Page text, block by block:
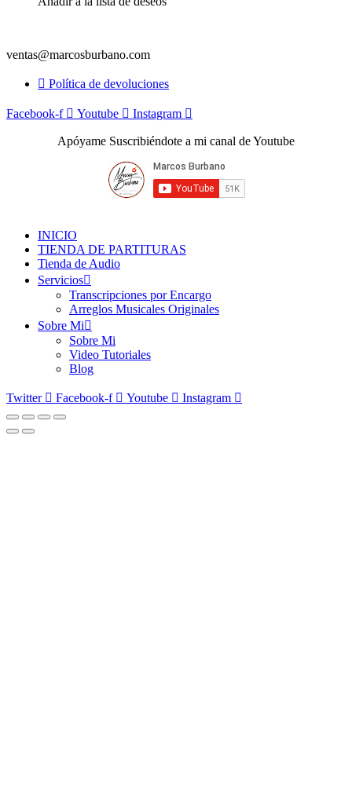
ventas@marcosburbano.com
Política de devoluciones
Facebook-f Youtube Instagram
Apóyame Suscribiéndote a mi canal de Youtube
INICIO
TIENDA DE PARTITURAS
Tienda de Audio
Servicios
Transcripciones por Encargo
Arreglos Musicales Originales
Sobre Mi
Sobre Mi
Video Tutoriales
Blog
Twitter Facebook-f Youtube Instagram